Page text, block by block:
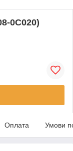
0C020)
Оплата Умови